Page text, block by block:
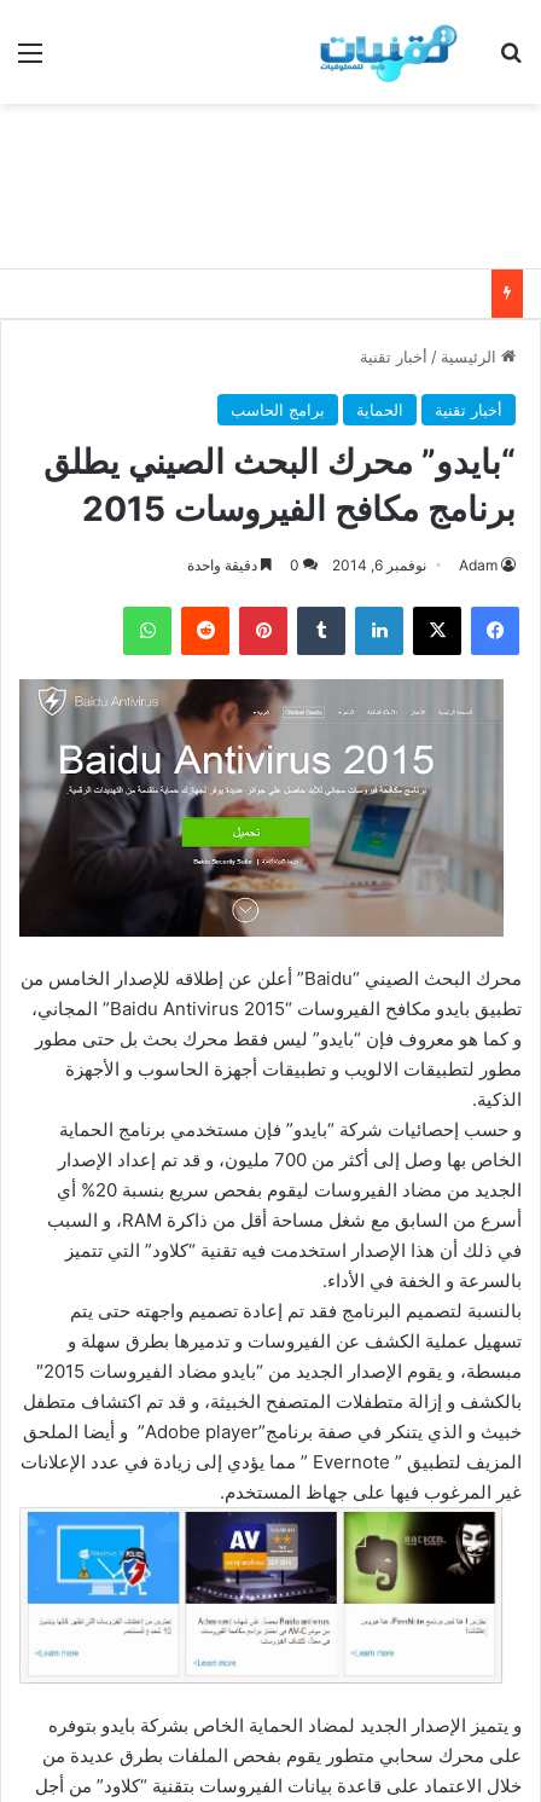
بحث عن
الرئيسية / أخبار تقنية
أخبار تقنية الحماية برامج الحاسب
“بايدو” محرك البحث الصيني يطلق
برنامج مكافح الفيروسات 2015
Adam نوفمبر 6, 2014 0 دقيقة واحدة
فيسبوك ‫X لينكدإن بينتيريست واتساب
محرك البحث الصيني “Baidu” أعلن عن إطلاقه للإصدار الخامس من
تطبيق بايدو مكافح الفيروسات “Baidu Antivirus 2015” المجاني،
و كما هو معروف فإن “بايدو” ليس فقط محرك بحث بل حتى مطور
مطور لتطبيقات الالويب و تطبيقات أجهزة الحاسوب و الأجهزة
الذكية.
و حسب إحصائيات شركة “بايدو” فإن مستخدمي برنامج الحماية
الخاص بها وصل إلى أكثر من 700 مليون، و قد تم إعداد الإصدار
الجديد من مضاد الفيروسات ليقوم بفحص سريع بنسبة 20% أي
أسرع من السابق مع شغل مساحة أقل من ذاكرة RAM، و السبب
في ذلك أن هذا الإصدار استخدمت فيه تقنية “كلاود” التي تتميز
بالسرعة و الخفة في الأداء.
بالنسبة لتصميم البرنامج فقد تم إعادة تصميم واجهته حتى يتم
تسهيل عملية الكشف عن الفيروسات و تدميرها بطرق سهلة و
مبسطة، و يقوم الإصدار الجديد من “بايدو مضاد الفيروسات 2015″
بالكشف و إزالة متطفلات المتصفح الخبيثة، و قد تم اكتشاف متطفل
خبيث و الذي يتنكر في صفة برنامج”Adobe player” و أيضا الملحق
المزيف لتطبيق ” Evernote ” مما يؤدي إلى زيادة في عدد الإعلانات
غير المرغوب فيها على جهاظ المستخدم.
و يتميز الإصدار الجديد لمضاد الحماية الخاص بشركة بايدو بتوفره
على محرك سحابي متطور يقوم بفحص الملفات بطرق عديدة من
خلال الاعتماد على قاعدة بيانات الفيروسات بتقنية “كلاود” من أجل